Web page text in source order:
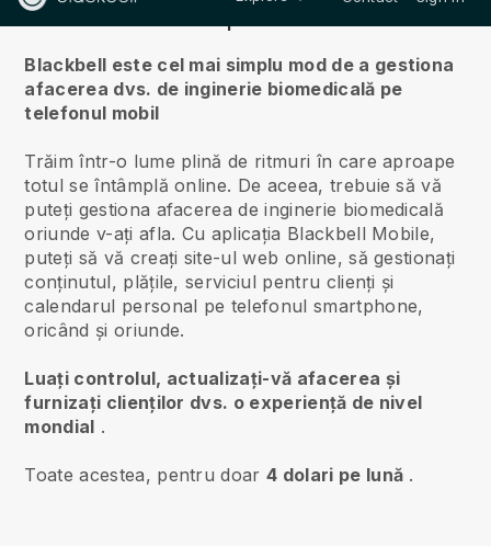
Blackbell este cel mai simplu mod de a gestiona
afacerea dvs. de inginerie biomedicală pe
telefonul mobil
Trăim într-o lume plină de ritmuri în care aproape
totul se întâmplă online. De aceea, trebuie să vă
puteți gestiona afacerea de inginerie biomedicală
oriunde v-ați afla. Cu aplicația Blackbell Mobile,
puteți să vă creați site-ul web online, să gestionați
conținutul, plățile, serviciul pentru clienți și
calendarul personal pe telefonul smartphone,
oricând și oriunde.
Luați controlul, actualizați-vă afacerea și
furnizați clienților dvs. o experiență de nivel
mondial .
Toate acestea, pentru doar4 dolari pe lună .